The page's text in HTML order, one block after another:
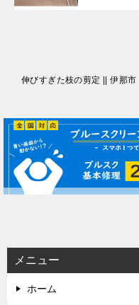
ナ
ビ
ゲ
ー
ン
伸びすぎた枝の剪定 || 伊那市
メニュー
ホーム